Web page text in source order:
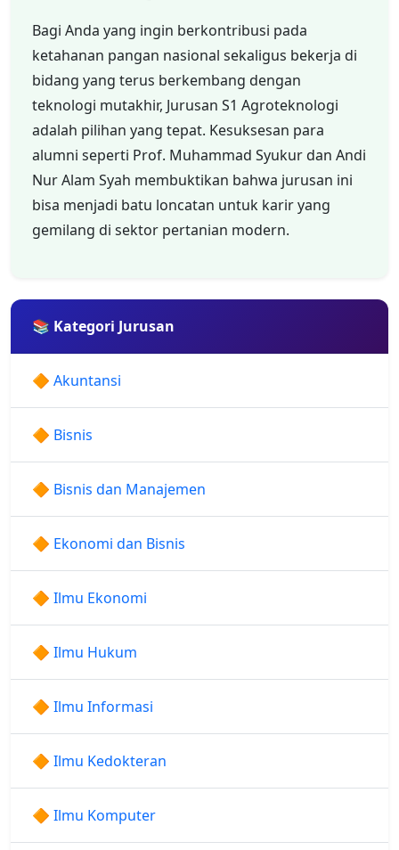
Bagi Anda yang ingin berkontribusi pada
ketahanan pangan nasional sekaligus bekerja di
bidang yang terus berkembang dengan
teknologi mutakhir, Jurusan S1 Agroteknologi
adalah pilihan yang tepat. Kesuksesan para
alumni seperti Prof. Muhammad Syukur dan Andi
Nur Alam Syah membuktikan bahwa jurusan ini
bisa menjadi batu loncatan untuk karir yang
gemilang di sektor pertanian modern.
📚 Kategori Jurusan
🔶 Akuntansi
🔶 Bisnis
🔶 Bisnis dan Manajemen
🔶 Ekonomi dan Bisnis
🔶 Ilmu Ekonomi
🔶 Ilmu Hukum
🔶 Ilmu Informasi
🔶 Ilmu Kedokteran
🔶 Ilmu Komputer